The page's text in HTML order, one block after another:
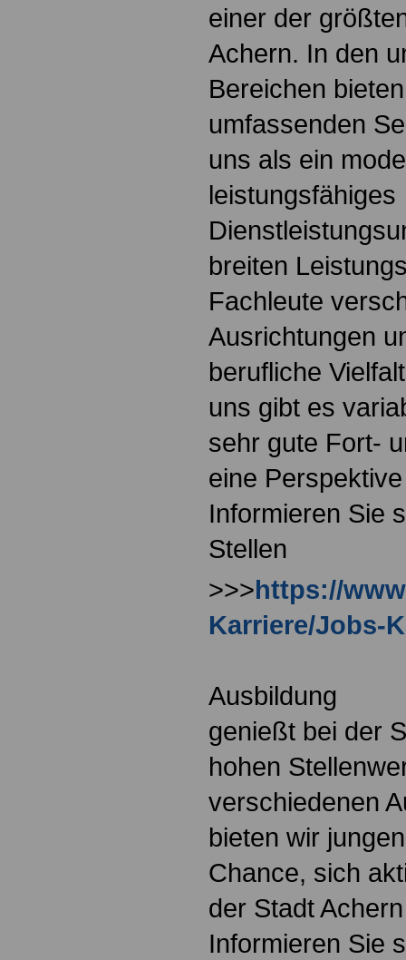
einer der
Achern. In den
Bereichen
umfassenden
uns als ein
leistungsfähiges
breiten
Fachleute
Ausrichtungen
berufliche
uns gibt es
sehr gute Fort-
eine
Informieren Sie
Stellen
>>>https://
Karriere/Jobs-
Ausbildung
genießt bei der
hohen
verschiedenen
bieten wir
Chance, sich
der Stadt
Informieren Sie